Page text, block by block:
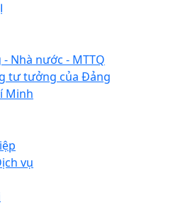
Nhà nước - MTTQ
tư tưởng của Đảng
Minh
vụ